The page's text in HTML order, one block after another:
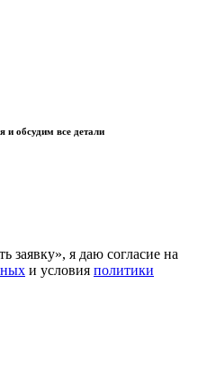
обсудим все детали
заявку», я даю согласие на
и условия политики